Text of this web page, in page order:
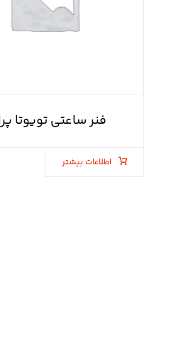
فنر ساعتی تویوتا
اطلاعات بیشتر